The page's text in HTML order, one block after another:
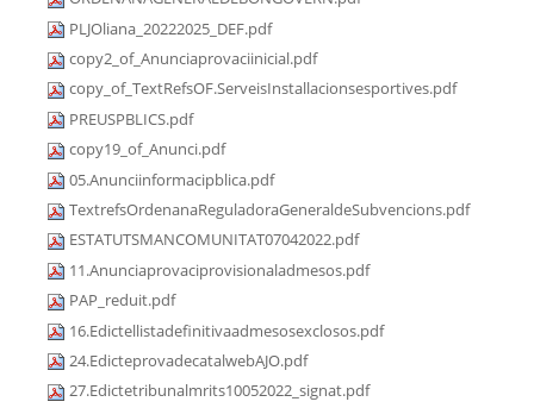
PLJOliana_20222025_DEF.pdf
copy2_of_Anunciaprovaciinicial.pdf
copy_of_TextRefsOF.ServeisInstallacionsesportives.pdf
PREUSPBLICS.pdf
copy19_of_Anunci.pdf
05.Anunciinformacipblica.pdf
TextrefsOrdenanaReguladoraGeneraldeSubvencions.pdf
ESTATUTSMANCOMUNITAT07042022.pdf
11.Anunciaprovaciprovisionaladmesos.pdf
PAP_reduit.pdf
16.Edictellistadefinitivaadmesosexclosos.pdf
24.EdicteprovadecatalwebAJO.pdf
27.Edictetribunalmrits10052022_signat.pdf